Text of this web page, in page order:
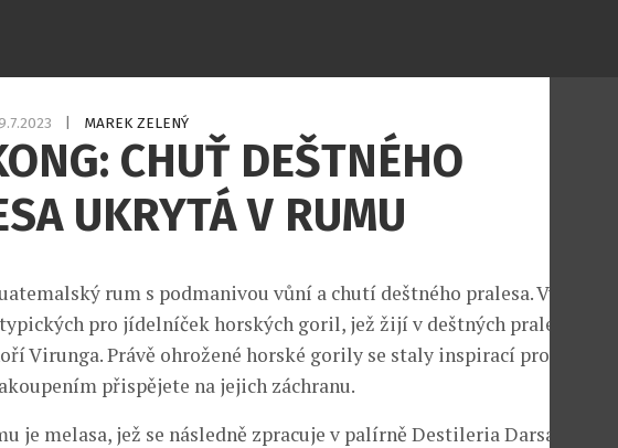
9.7.2023 MAREK ZELENÝ
CHUŤ DEŠTNÉHO
UKRYTÁ V RUMU
rum s podmanivou vůní a chutí deštného pralesa. Vyrábí se
pro jídelníček horských goril, jež žijí v deštných pralesích
Virunga. Právě ohrožené horské gorily se staly inspirací pro vznik
přispějete na jejich záchranu.
je melasa, jež se následně zpracuje v palírně Destileria Darsa.